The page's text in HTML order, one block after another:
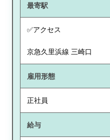
最寄駅
✅アクセス
京急久里浜線 三崎口
雇用形態
正社員
給与